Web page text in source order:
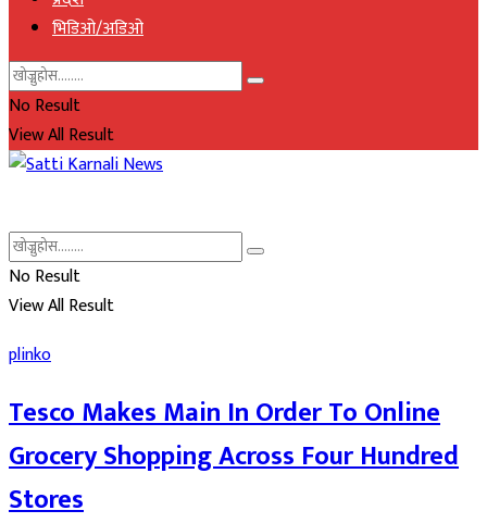
भिडिओ/अडिओ
No Result
View All Result
No Result
View All Result
plinko
Tesco Makes Main In Order To Online
Grocery Shopping Across Four Hundred
Stores